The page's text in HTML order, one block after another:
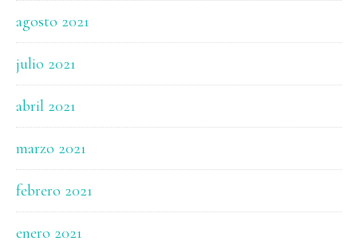
agosto 2021
julio 2021
abril 2021
marzo 2021
febrero 2021
enero 2021